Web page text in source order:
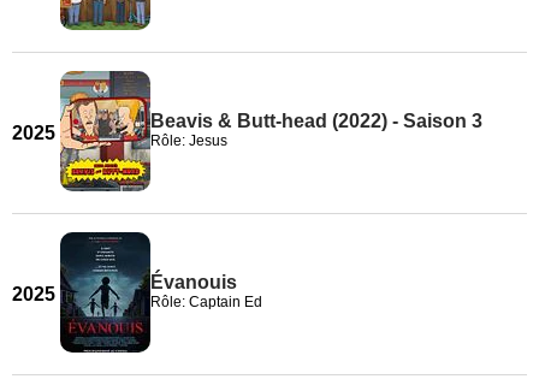
2025
Beavis & Butt-head (2022) - Saison 3
Rôle: Jesus
2025
Évanouis
Rôle: Captain Ed